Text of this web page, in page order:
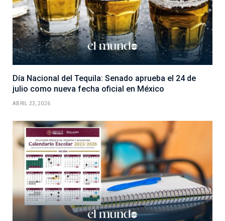
Día Nacional del Tequila: Senado aprueba el 24 de
julio como nueva fecha oficial en México
ABRIL 23, 2026